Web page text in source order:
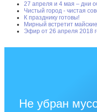
27 апреля и 4 мая – дни
Чистый город - чистая
К празднику готовы!
Мирный встретит
Эфир от 26 апреля 2018
Не убран